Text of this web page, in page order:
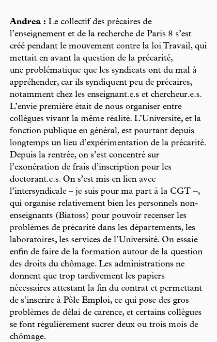
Andrea : Le collectif des précaires de
l’enseignement et de la recherche de Paris 8 s’est
créé pendant le mouvement contre la loi Travail, qui
mettait en avant la question de la précarité,
une problématique que les syndicats ont du mal à
appréhender, car ils syndiquent peu de précaires,
notamment chez les enseignant.e.s et chercheur.e.s.
L’envie première était de nous organiser entre
collègues vivant la même réalité. L’Université, et la
fonction publique en général, est pourtant depuis
longtemps un lieu d’expérimentation de la précarité.
Depuis la rentrée, on s’est concentré sur
l’exonération de frais d’inscription pour les
doctorant.e.s. On s’est mis en lien avec
l’intersyndicale – je suis pour ma part à la CGT –,
qui organise relativement bien les personnels non-
enseignants (Biatoss) pour pouvoir recenser les
problèmes de précarité dans les départements, les
laboratoires, les services de l’Université. On essaie
enfin de faire de la formation autour de la question
des droits du chômage. Les administrations ne
donnent que trop tardivement les papiers
nécessaires attestant la fin du contrat et permettant
de s’inscrire à Pôle Emploi, ce qui pose des gros
problèmes de délai de carence, et certains collègues
se font régulièrement sucrer deux ou trois mois de
chômage.